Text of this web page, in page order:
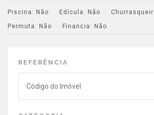
Piscina: Não Edícula: Não
Permuta: Não Financia: Não
REFERÊNCIA